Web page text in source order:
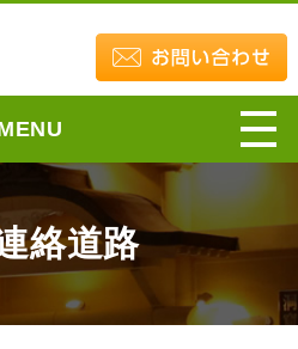
絡道路